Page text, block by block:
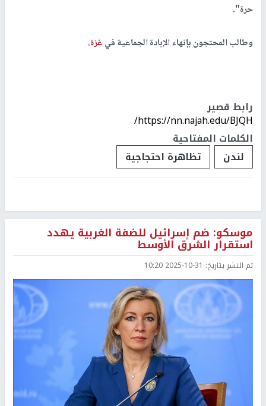
حرة".
وطالب المحتجون بإنهاء الإبادة الجماعية فيغزة.
رابط قصير
https://nn.najah.edu/BJQH/
الكلمات المفتاحية
لندن
تظاهرة احتجاجية
موسكو: ضم إسرائيل للضفة الغربية يهدد
استقرار الشرق الأوسط
تم النشر بتاريخ: 2025-10-31 10:20